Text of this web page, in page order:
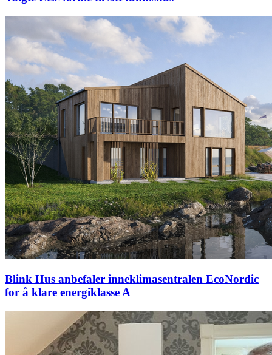
Blink Hus anbefaler inneklimasentralen EcoNordic
for å klare energiklasse A